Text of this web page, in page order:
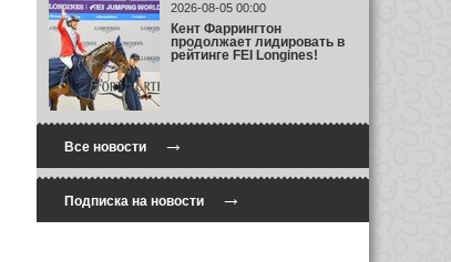
2026-08-05 00:00
Кент Фаррингтон
продолжает лидировать в
рейтинге FEI Longines!
Все новости→
Подписка на новости→